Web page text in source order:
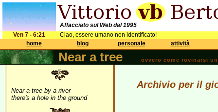
Affacciato sul Web dal 1995
Ven 7 - 6:21
Ciao, essere umano non identificato!
home
blog personale attività
Near a tree ovvero come rovinarsi
Near a tree by a river
there's a hole in the ground
Archivio per il